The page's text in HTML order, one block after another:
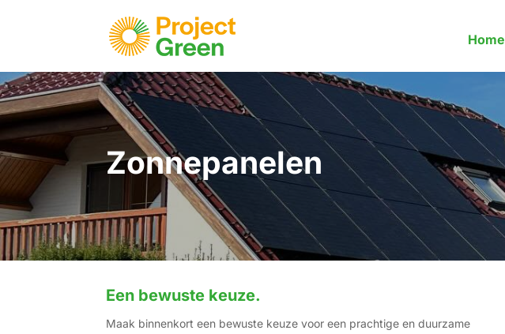
Home
Zonnepanelen
Een bewuste keuze.
Maak binnenkort een bewuste keuze voor een prachtige en duurzame